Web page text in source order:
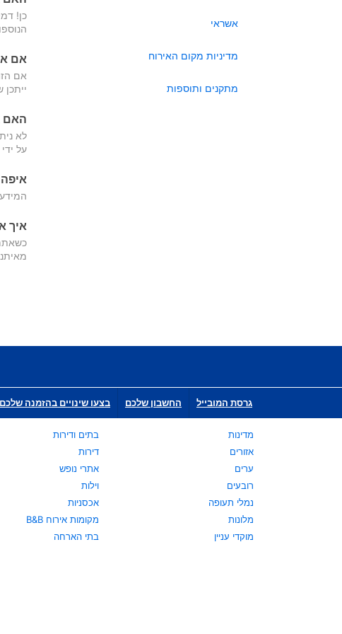
אשראי
מדיניות מקום האירוח
מתקנים ותוספות
כן!
אם
אם
האם
לא
על
איך
מאיתנו אימייל תוך 24
גרסת המובייל החשבון שלכם בצעו שינויים בהזמנה שלכם
מדינות
אזורים
ערים
רובעים
נמלי תעופה
מלונות
מוקדי עניין
בתים ודירות
דירות
אתרי נופש
וילות
אכסניות
מקומות אירוח B&B
בתי הארחה